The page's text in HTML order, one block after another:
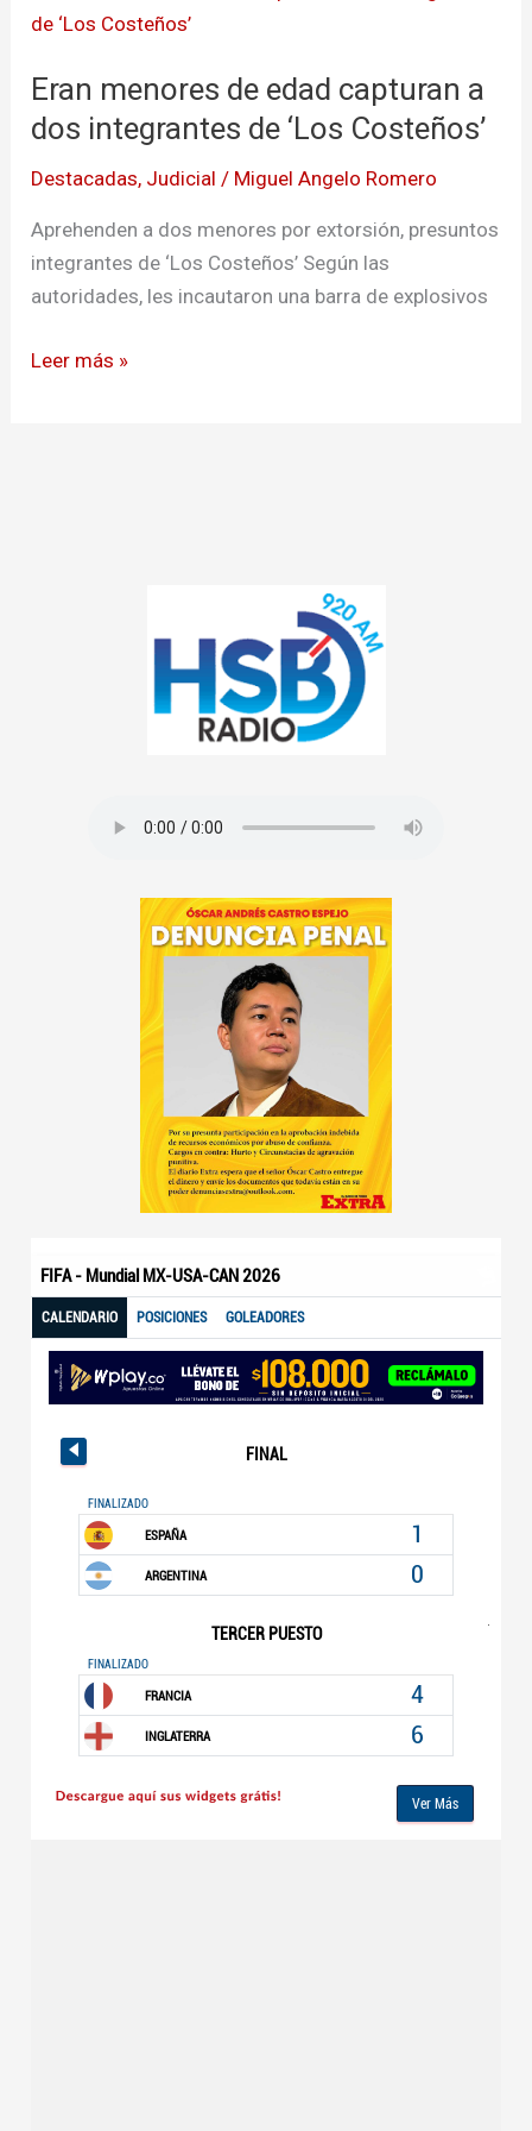
Eran menores de edad capturan a
dos integrantes de ‘Los Costeños’
Destacadas, Judicial / Miguel Angelo Romero
Aprehenden a dos menores por extorsión, presuntos
integrantes de ‘Los Costeños’ Según las
autoridades, les incautaron una barra de explosivos
menores
edad
capturan
dos
integrantes
de
‘Los
Leer más »